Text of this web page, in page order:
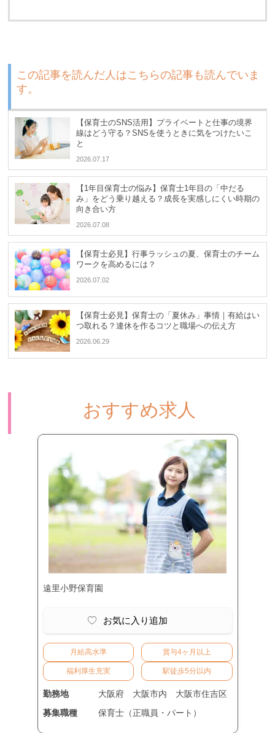
この記事を読んだ人はこちらの記事も読んでいま
す。
【保育士のSNS活用】プライベートと仕事の境界
線はどう守る？SNSを使うときに気をつけたいこ
と
2026.07.17
【1年目保育士の悩み】保育士1年目の「中だる
み」をどう乗り越える？成長を実感しにくい時期の
向き合い方
2026.07.08
【保育士必見】行事ラッシュの夏、保育士のチーム
ワークを高めるには？
2026.07.02
【保育士必見】保育士の「夏休み」事情｜有給はい
つ取れる？連休を作るコツと職場への伝え方
2026.06.29
おすすめ求人
遠里小野保育園
お気に入り追加
月給高水準 賞与4ヶ月以上
福利厚生充実 駅徒歩5分以内
勤務地 大阪府 大阪市内
大阪市住吉区
募集職種
保育士（正職員・パート）